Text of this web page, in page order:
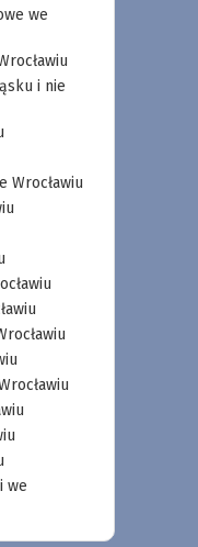
we
i nie
Wrocławiu
we